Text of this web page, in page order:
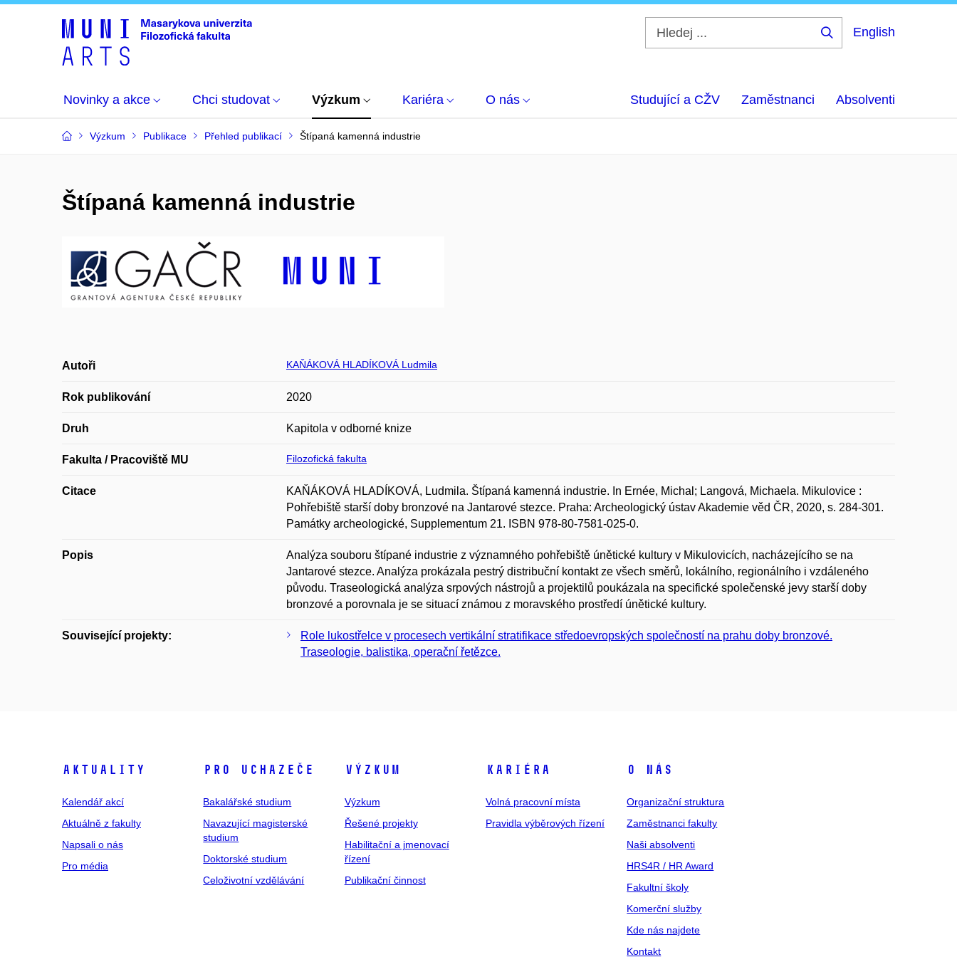
English
Novinky a akce Chci studovat Výzkum Kariéra O nás Studující a CŽV Zaměstnanci Absolventi
Výzkum Publikace Přehled publikací Štípaná kamenná industrie
Štípaná kamenná industrie
Autoři KAŇÁKOVÁ HLADÍKOVÁ Ludmila
Rok publikování 2020
Druh Kapitola v odborné knize
Fakulta / Pracoviště MU Filozofická fakulta
Citace
KAŇÁKOVÁ HLADÍKOVÁ, Ludmila. Štípaná kamenná industrie. In Ernée, Michal; Langová, Michaela. Mikulovice :
Pohřebiště starší doby bronzové na Jantarové stezce. Praha: Archeologický ústav Akademie věd ČR, 2020, s. 284-301.
Památky archeologické, Supplementum 21. ISBN 978-80-7581-025-0.
Popis
Analýza souboru štípané industrie z významného pohřebiště únětické kultury v Mikulovicích, nacházejícího se na
Jantarové stezce. Analýza prokázala pestrý distribuční kontakt ze všech směrů, lokálního, regionálního i vzdáleného
původu. Traseologická analýza srpových nástrojů a projektilů poukázala na specifické společenské jevy starší doby
bronzové a porovnala je se situací známou z moravského prostředí únětické kultury.
Související projekty:
Role lukostřelce v procesech vertikální stratifikace středoevropských společností na prahu doby bronzové.
Traseologie, balistika, operační řetězce.
Aktuality
Kalendář akcí
Aktuálně z fakulty
Napsali o nás
Pro média
Pro uchazeče
Bakalářské studium
Navazující magisterské
studium
Doktorské studium
Celoživotní vzdělávání
Výzkum
Výzkum
Řešené projekty
Habilitační a jmenovací
řízení
Publikační činnost
Kariéra
Volná pracovní místa
Pravidla výběrových řízení
O nás
Organizační struktura
Zaměstnanci fakulty
Naši absolventi
HRS4R / HR Award
Fakultní školy
Komerční služby
Kde nás najdete
Kontakt